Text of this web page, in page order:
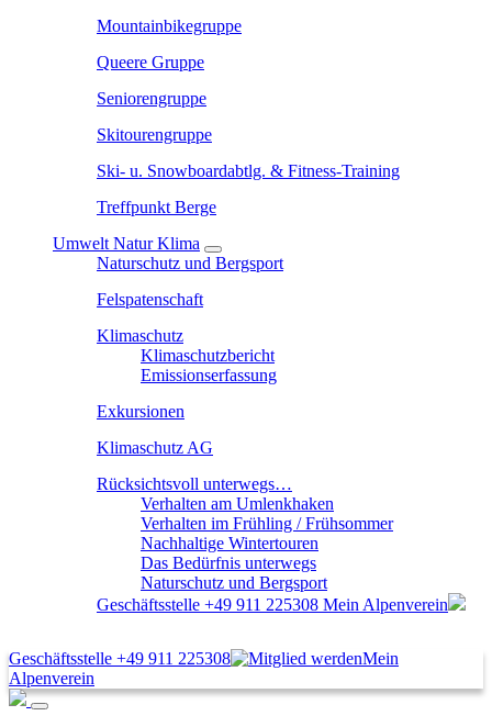
Mountainbikegruppe
Queere Gruppe
Seniorengruppe
Skitourengruppe
Ski- u. Snowboardabtlg. & Fitness-Training
Treffpunkt Berge
Umwelt Natur Klima
Naturschutz und Bergsport
Felspatenschaft
Klimaschutz
Klimaschutzbericht
Emissionserfassung
Exkursionen
Klimaschutz AG
Rücksichtsvoll unterwegs…
Verhalten am Umlenkhaken
Verhalten im Frühling / Frühsommer
Nachhaltige Wintertouren
Das Bedürfnis unterwegs
Naturschutz und Bergsport
Geschäftsstelle +49 911 225308 Mein Alpenverein
Geschäftsstelle +49 911 225308
Mein
Alpenverein